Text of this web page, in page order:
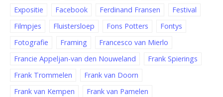
Expositie
Facebook Ferdinand Fransen
Festival
Filmpjes
Fluistersloep Fons Potters
Fontys
Fotografie
Framing
Francesco van Mierlo
Francie Appeljan-van den Nouweland
Frank Spierings
Frank Trommelen
Frank van Doorn
Frank van Kempen
Frank van Pamelen